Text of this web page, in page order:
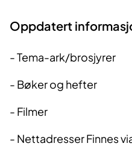
Oppdatert
- Tema-ark/brosjyrer
- Bøker og hefter
- Filmer
- Nettadresser Finnes